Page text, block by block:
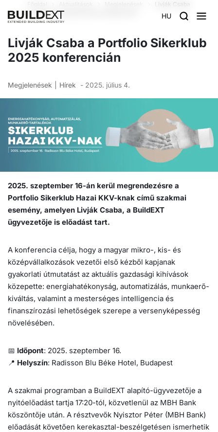
HU
Livják Csaba
a Portfolio Sikerklub 2025 konferencián
Livják Csaba a Portfolio Sikerklub
2025 konferencián
Megjelenések Hírek - 2025. július 4.
2025. szeptember 16-án kerül megrendezésre a
Portfolio Sikerklub Hazai KKV-knak című szakmai
esemény, amelyen Livják Csaba, a BuildEXT
ügyvezetője is előadást tart.
A konferencia célja, hogy a magyar mikro-, kis- és
középvállalkozások vezetői első kézből kapjanak
gyakorlati útmutatást az aktuális gazdasági kihívások
közepette: energiahatékonyság, automatizálás, munkaerő-
kiváltás, valamint a mesterséges intelligencia és
finanszírozási lehetőségek szerepe a versenyképesség
növelésében.
📅 Időpont: 2025. szeptember 16.
📍 Helyszín: Radisson Blu Béke Hotel, Budapest
A szakmai programban a BuildEXT alapító-ügyvezetője a
nyitóelőadást tartja 17:20-tól, közvetlenül az MBH Bank
köszöntője után. A résztvevők Nyisztor Péter (MBH Bank)
előadását követően kerekasztal-beszélgetésen ismerhetik